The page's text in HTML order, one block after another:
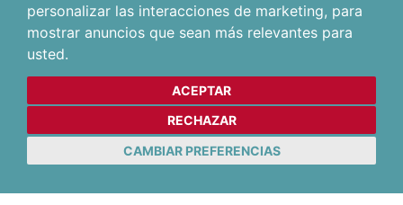
personalizar las interacciones de marketing, para
mostrar anuncios que sean más relevantes para
usted.
ACEPTAR
RECHAZAR
CAMBIAR PREFERENCIAS